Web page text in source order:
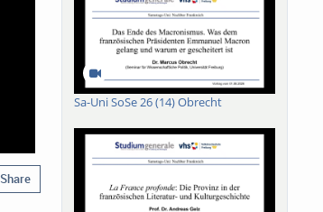
Share
Sa-Uni SoSe 26 (14) Obrecht